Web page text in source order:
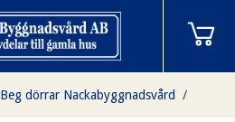
Beg dörrar Nackabyggnadsvård /